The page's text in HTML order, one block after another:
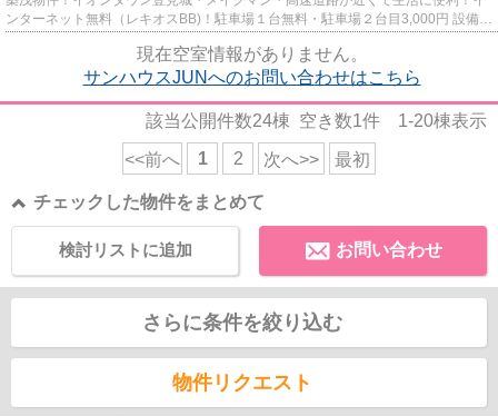
ンターネット無料（レキオスBB)！駐車場１台無料・駐車場２台目3,000円 設備：
現在空室情報がありません。
サンハウスJUNへのお問い合わせはこちら
該当公開件数24棟 空き数1件 1-20棟表示
<<前へ 1 2 次へ>> 最初
チェックした物件をまとめて
お問い合わせ
検討リストに追加
さらに条件を絞り込む
物件リクエスト